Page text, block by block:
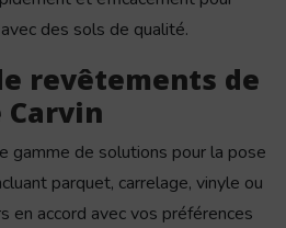
des sols de qualité.
revêtements de
gamme de solutions pour la pose
parquet, carrelage, vinyle ou
en accord avec vos préférences